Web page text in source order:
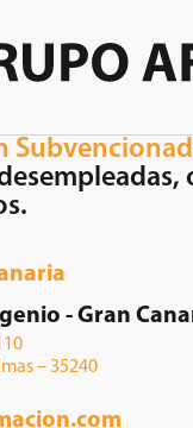
- Gran
– 35240